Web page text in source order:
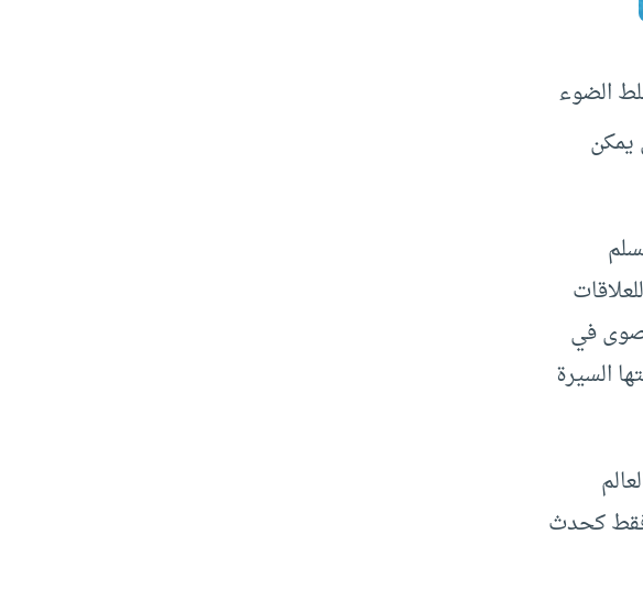
الضوء
يمكن
في
السيرة
فقط كحدث